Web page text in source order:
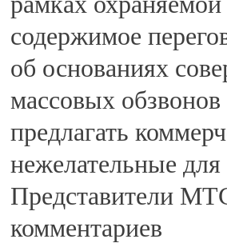
содержимое
об основаниях
массовых
предлагать
нежелательные
Представители
комментариев